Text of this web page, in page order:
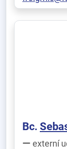
Bc.
externí